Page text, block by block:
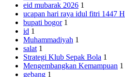
eid mubarak 2026 1
ucapan hari raya idul fitri 1447 H
bupati bogor 1
id 1
Muhammadiyah 1
salat 1
Strategi Klub Sepak Bola 1
Mengembangkan Kemampuan 1
gebang 1